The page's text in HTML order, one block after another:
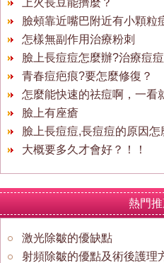
上火長豆能擠麼？
臉頰靠近嘴巴附近有小顆粒
怎樣無副作用治療粉刺
臉上長痘痘怎麼辦?治療痘
青春痘疤痕?要怎麼修復？
怎麼能快速的祛痘啊，一看
臉上有座瘡
臉上長痘痘,長痘痘的原因怎
大概要多久才會好？！！
熱門
激光除皺的優缺點
射頻除皺的優點及術後護理